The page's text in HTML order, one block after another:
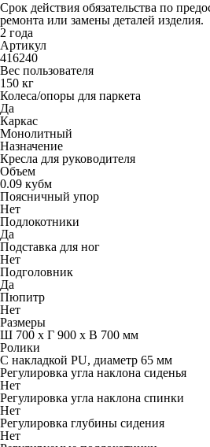
Срок действия обязательства по
ремонта или замены деталей изделия.
2 года
Артикул
416240
Вес пользователя
150 кг
Колеса/опоры для паркета
Да
Каркас
Монолитный
Назначение
Кресла для руководителя
Объем
0.09 кубм
Поясничный упор
Нет
Подлокотники
Да
Подставка для ног
Нет
Подголовник
Да
Пюпитр
Нет
Размеры
Ш 700 x Г 900 x В 700 мм
Ролики
С накладкой PU, диаметр 65 мм
Регулировка угла наклона сиденья
Нет
Регулировка угла наклона спинки
Нет
Регулировка глубины сидения
Нет